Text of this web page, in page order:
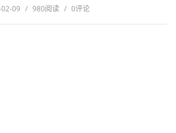
09 / 980阅读 / 0评论